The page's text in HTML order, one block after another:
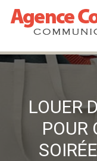
LOUER
POUR